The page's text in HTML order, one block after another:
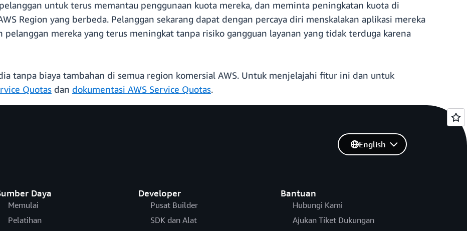
untuk terus memantau penggunaan kuota mereka, dan meminta peningkatan kuota di
Region yang berbeda. Pelanggan sekarang dapat dengan percaya diri menskalakan aplikasi mereka
mereka yang terus meningkat tanpa risiko gangguan layanan yang tidak terduga karena
tanpa biaya tambahan di semua region komersial AWS. Untuk menjelajahi fitur ini dan untuk
Quotas dan dokumentasi AWS Service Quotas.
Daya
Memulai
Pelatihan
Developer
Pusat Builder
SDK dan Alat
Bantuan
Hubungi Kami
Ajukan Tiket Dukungan
English